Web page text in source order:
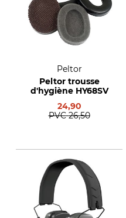
Peltor
Peltor trousse
d'hygiène HY68SV
24,90
PVC 26,50